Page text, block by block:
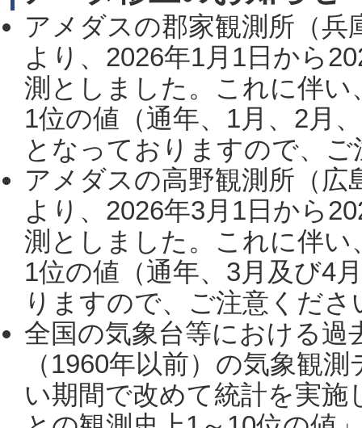
アメダスの郡家観測所（
より、2026年1月1日から
測としました。これに伴い
1位の値（通年、1月、2月
となっておりますので、
アメダスの高野観測所（
より、2026年3月1日から
測としました。これに伴い
1位の値（通年、3月及び4
りますので、ご注意くだ
全国の気象台等における過
（1960年以前）の気象観
い期間で改めて統計を実